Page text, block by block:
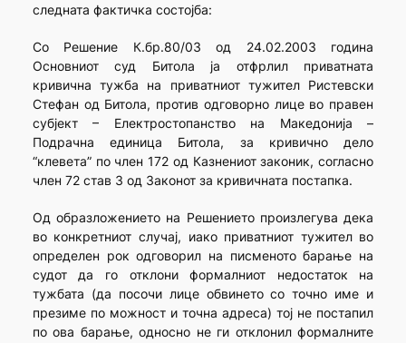
следната фактичка состојба:
Со Решение К.бр.80/03 од 24.02.2003 година
Основниот суд Битола ја отфрлил приватната
кривична тужба на приватниот тужител Ристевски
Стефан од Битола, против одговорно лице во правен
субјект – Електростопанство на Македонија –
Подрачна единица Битола, за кривично дело
“клевета” по член 172 од Казнениот законик, согласно
член 72 став 3 од Законот за кривичната постапка.
Од образложението на Решението произлегува дека
во конкретниот случај, иако приватниот тужител во
определен рок одговорил на писменото барање на
судот да го отклони формалниот недостаток на
тужбата (да посочи лице обвинето со точно име и
презиме по можност и точна адреса) тој не постапил
по ова барање, односно не ги отклонил формалните